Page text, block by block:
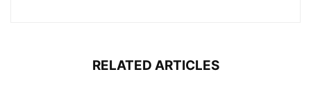
RELATED ARTICLES